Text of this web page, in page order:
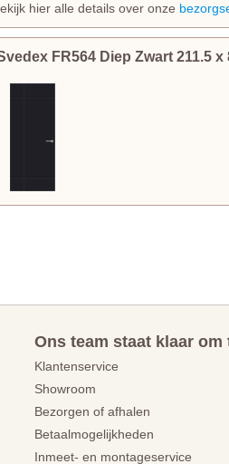
hier alle details over onze
FR564 Diep Zwart 211.5 x
Ons team staat klaar om
Klantenservice
Showroom
Bezorgen of afhalen
Betaalmogelijkheden
Inmeet- en montageservice